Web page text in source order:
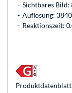
Sichtbares Bild:
Auflösung:
Reaktionszeit:
Produkt­datenblatt